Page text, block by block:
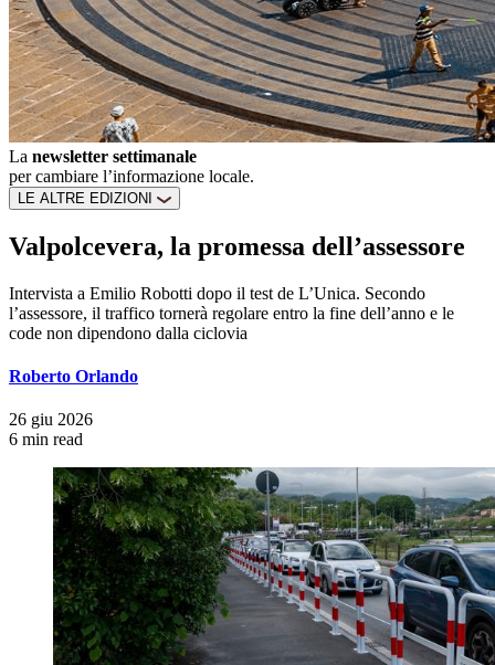
La newsletter settimanale
per cambiare l’informazione locale.
LE ALTRE EDIZIONI
Valpolcevera, la promessa dell’assessore
Intervista a Emilio Robotti dopo il test de L’Unica. Secondo
l’assessore, il traffico tornerà regolare entro la fine dell’anno e le
code non dipendono dalla ciclovia
Roberto Orlando
26 giu 2026
6 min read